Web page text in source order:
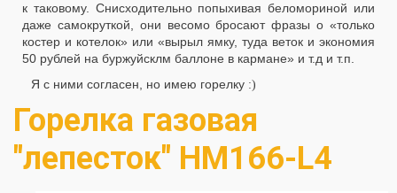
к таковому. Снисходительно попыхивая беломориной или
даже самокруткой, они весомо бросают фразы о «только
костер и котелок» или «вырыл ямку, туда веток и экономия
50 рублей на буржуйсклм баллоне в кармане» и т.д и т.п.
Я с ними согласен, но имею горелку :)
Горелка газовая
"лепесток" HM166-L4